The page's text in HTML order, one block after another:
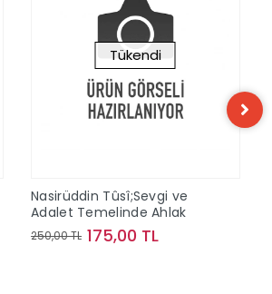
Tükendi
Nasirüddin Tûsî;Sevgi ve
Adalet Temelinde Ahlak
250,00 TL 175,00 TL